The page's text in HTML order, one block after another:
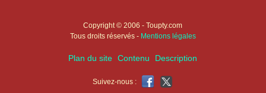
Copyright © 2006 - Toupty.com
Tous droits réservés - Mentions légales
Plan du site Contenu Description
Suivez-nous :